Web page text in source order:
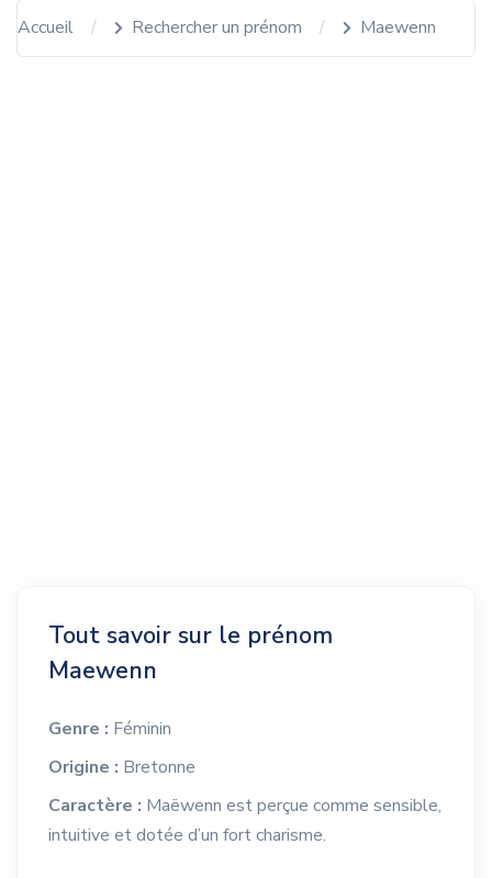
Accueil Rechercher un prénom Maewenn
Tout savoir sur le prénom
Maewenn
Genre : Féminin
Origine : Bretonne
Caractère : Maëwenn est perçue comme sensible,
intuitive et dotée d’un fort charisme.